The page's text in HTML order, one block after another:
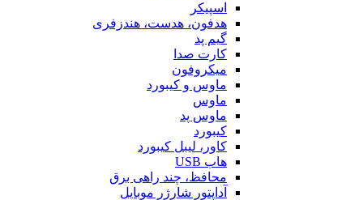
اسپیکر
هدفون، هدست، هندزفری
گیم پد
کارت صدا
میکروفون
ماوس و کیبورد
ماوس
ماوس پد
کیبورد
کاور، لیبل کیبورد
هاب USB
محافظ، چند راهی برق
آداپتور شارژر موبایل